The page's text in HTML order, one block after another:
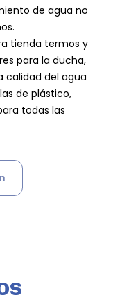
de agua no
tienda termos y
para la ducha,
calidad del agua
de plástico,
todas las